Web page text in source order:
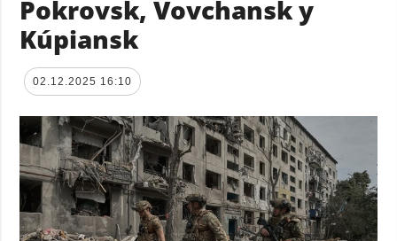
Pokrovsk, Vovchansk y
Kúpiansk
02.12.2025 16:10